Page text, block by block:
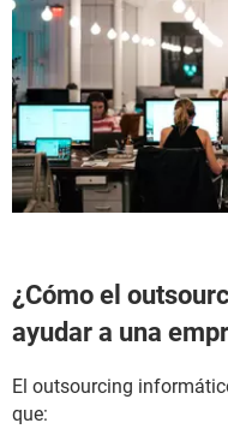
¿Cómo el
ayudar a una
El outsourcing
que: